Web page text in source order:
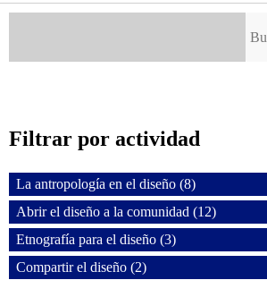
Filtrar por actividad
La antropología en el diseño (8)
Abrir el diseño a la comunidad (12)
Etnografía para el diseño (3)
Compartir el diseño (2)